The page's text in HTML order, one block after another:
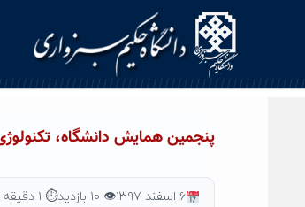
پنجمین همایش دانشگاه،
۶ اسفند ۱۳۹۷ 👁 ۱۰ بازدید ⏱ ۱ دقیقه مطالعه